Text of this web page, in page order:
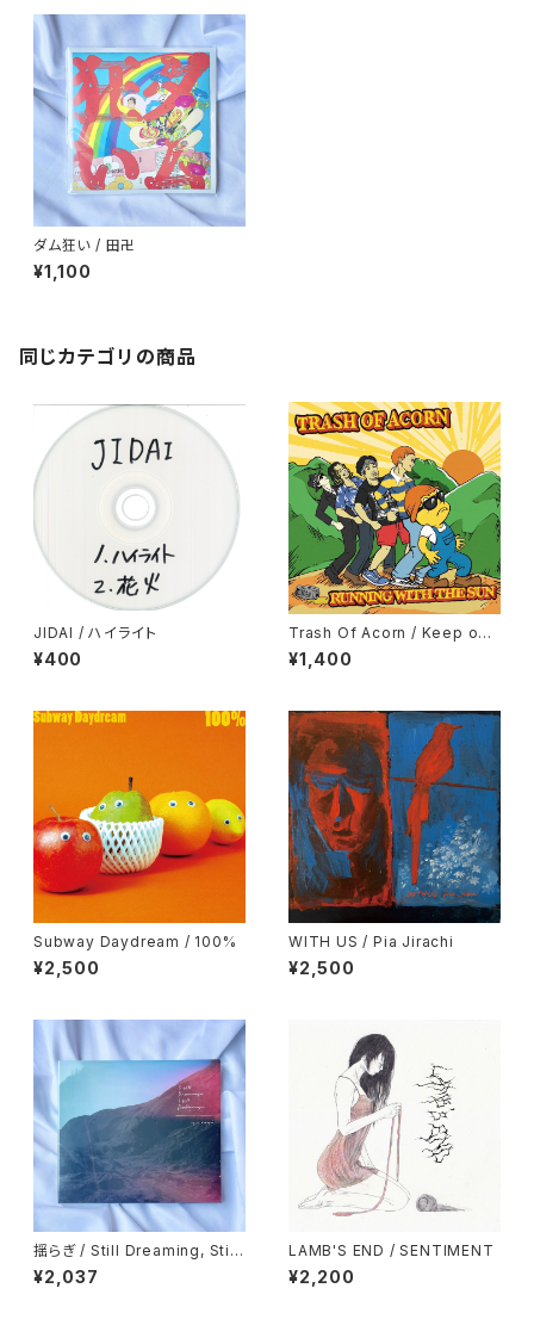
ダム狂い / 田卍
¥1,100
同じカテゴリの商品
JIDAI / ハイライト
¥400
Trash Of Acorn / Keep on
Running
¥1,400
Subway Daydream / 100%
¥2,500
WITH US / Pia Jirachi
¥2,500
揺らぎ / Still Dreaming, Still
Deafening
¥2,037
LAMB'S END / SENTIMENT
¥2,200